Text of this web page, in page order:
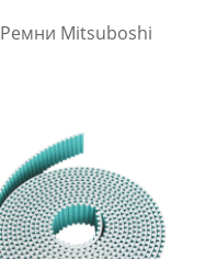
Ремни Mitsuboshi